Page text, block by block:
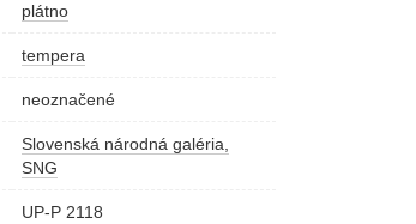
plátno
tempera
neoznačené
Slovenská národná galéria,
SNG
UP-P 2118